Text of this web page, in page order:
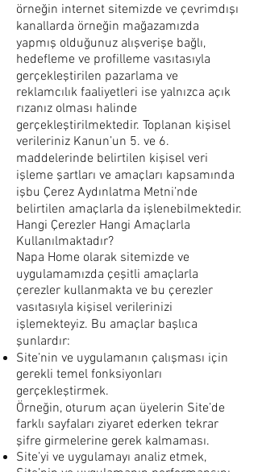
örneğin internet sitemizde ve çevrimdışı
kanallarda örneğin mağazamızda
yapmış olduğunuz alışverişe bağlı,
hedefleme ve profilleme vasıtasıyla
gerçekleştirilen pazarlama ve
reklamcılık faaliyetleri ise yalnızca açık
rızanız olması halinde
gerçekleştirilmektedir. Toplanan kişisel
verileriniz Kanun’un 5. ve 6.
maddelerinde belirtilen kişisel veri
işleme şartları ve amaçları kapsamında
işbu Çerez Aydınlatma Metni’nde
belirtilen amaçlarla da işlenebilmektedir.
Hangi Çerezler Hangi Amaçlarla
Kullanılmaktadır?
Napa Home olarak sitemizde ve
uygulamamızda çeşitli amaçlarla
çerezler kullanmakta ve bu çerezler
vasıtasıyla kişisel verilerinizi
işlemekteyiz. Bu amaçlar başlıca
şunlardır:
Site’nin ve uygulamanın çalışması için
gerekli temel fonksiyonları
gerçekleştirmek.
Örneğin, oturum açan üyelerin Site’de
farklı sayfaları ziyaret ederken tekrar
şifre girmelerine gerek kalmaması.
Site’yi ve uygulamayı analiz etmek,